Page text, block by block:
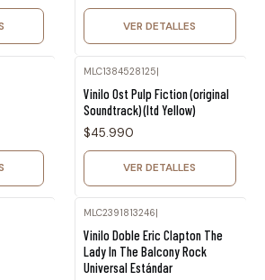
VER DETALLES
MLC1384528125|
Vinilo Ost Pulp Fiction (original
Soundtrack) (ltd Yellow)
$45.990
VER DETALLES
MLC2391813246
Vinilo Doble Eric Clapton The
Lady In The Balcony Rock
Universal Estándar